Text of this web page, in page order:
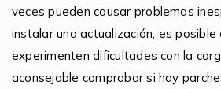
veces pueden causar problemas
instalar una actualización, es posible
experimenten dificultades con la
aconsejable comprobar si hay